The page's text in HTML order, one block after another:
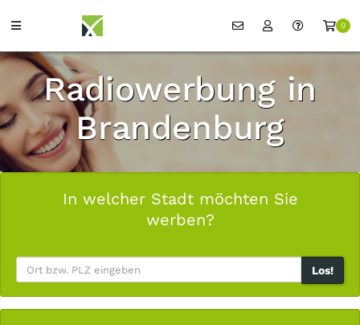
0
Radiowerbung in
Brandenburg
In welcher Stadt möchten Sie
werben?
Los!